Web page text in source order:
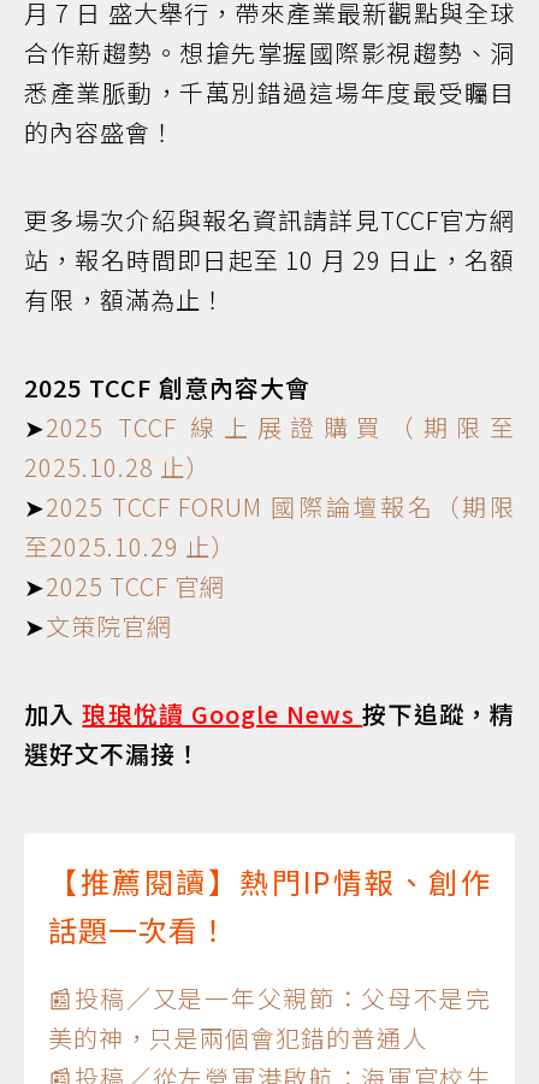
月 7 日 盛大舉行，帶來產業最新觀點與全球
合作新趨勢。想搶先掌握國際影視趨勢、洞
悉產業脈動，千萬別錯過這場年度最受矚目
的內容盛會！
更多場次介紹與報名資訊請詳見TCCF官方網
站，報名時間即日起至 10 月 29 日止，名額
有限，額滿為止！
2025 TCCF 創意內容大會
➤2025 TCCF 線上展證購買（期限至
2025.10.28 止）
➤2025 TCCF FORUM 國際論壇報名（期限
至2025.10.29 止）
➤2025 TCCF 官網
➤文策院官網
加入琅琅悅讀 Google News按下追蹤，精
選好文不漏接！
【推薦閱讀】熱門IP情報、創作
話題一次看！
📰投稿／又是一年父親節：父母不是完
美的神，只是兩個會犯錯的普通人